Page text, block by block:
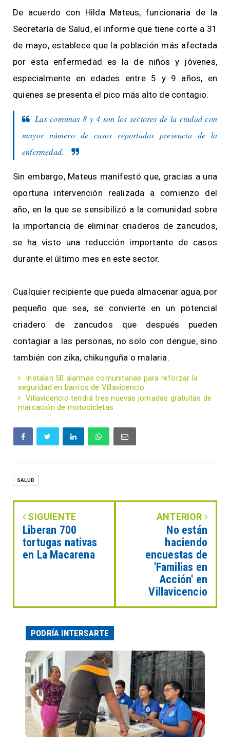
De acuerdo con Hilda Mateus, funcionaria de la
Secretaría de Salud, el informe que tiene corte a 31
de mayo, establece que la población más afectada
por esta enfermedad es la de niños y jóvenes,
especialmente en edades entre 5 y 9 años, en
quienes se presenta el pico más alto de contagio.
Las comunas 8 y 4 son los sectores de la ciudad con
mayor número de casos reportados presencia de la
enfermedad.
Sin embargo, Mateus manifestó que, gracias a una
oportuna intervención realizada a comienzo del
año, en la que se sensibilizó a la comunidad sobre
la importancia de eliminar criaderos de zancudos,
se ha visto una reducción importante de casos
durante el último mes en este sector.
Cualquier recipiente que pueda almacenar agua, por
pequeño que sea, se convierte en un potencial
criadero de zancudos que después pueden
contagiar a las personas, no solo con dengue, sino
también con zika, chikunguña o malaria.
Instalan 50 alarmas comunitarias para reforzar la
seguridad en barrios de Villavicencio
Villavicencio tendrá tres nuevas jornadas gratuitas de
marcación de motocicletas
SALUD
SIGUIENTE
Liberan 700
tortugas nativas
en La Macarena
ANTERIOR
No están
haciendo
encuestas de
'Familias en
Acción' en
Villavicencio
PODRÍA INTERSARTE